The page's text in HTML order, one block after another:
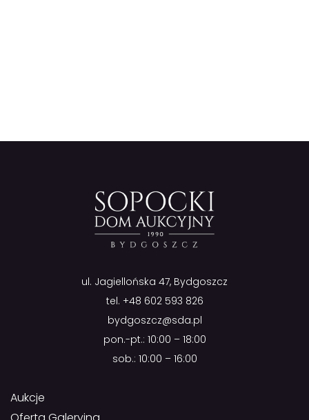
ul. Jagiellońska 47, Bydgoszcz
tel. +48 602 593 826
bydgoszcz@sda.pl
pon.-pt.: 10:00 – 18:00
sob.: 10:00 – 16:00
Aukcje